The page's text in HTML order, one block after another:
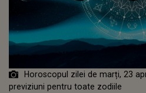
Horoscopul zilei de marți, 23
previziuni pentru toate zodiile